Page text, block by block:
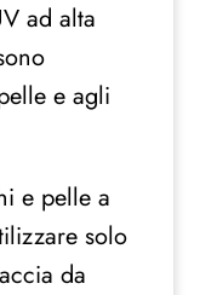
ad alta
e agli
e pelle a
solo
da